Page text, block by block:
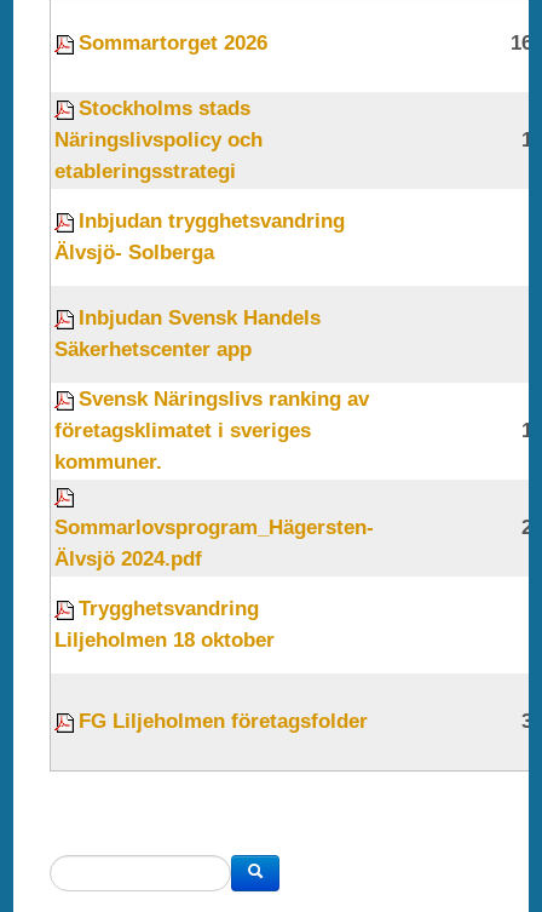
Sommartorget 2026
Stockholms stads
Näringslivspolicy och
etableringsstrategi
Inbjudan trygghetsvandring
Älvsjö- Solberga
Inbjudan Svensk Handels
Säkerhetscenter app
Svensk Näringslivs ranking av
företagsklimatet i sveriges
kommuner.
Sommarlovsprogram_Hägersten-
Älvsjö 2024.pdf
Trygghetsvandring
Liljeholmen 18 oktober
FG Liljeholmen företagsfolder